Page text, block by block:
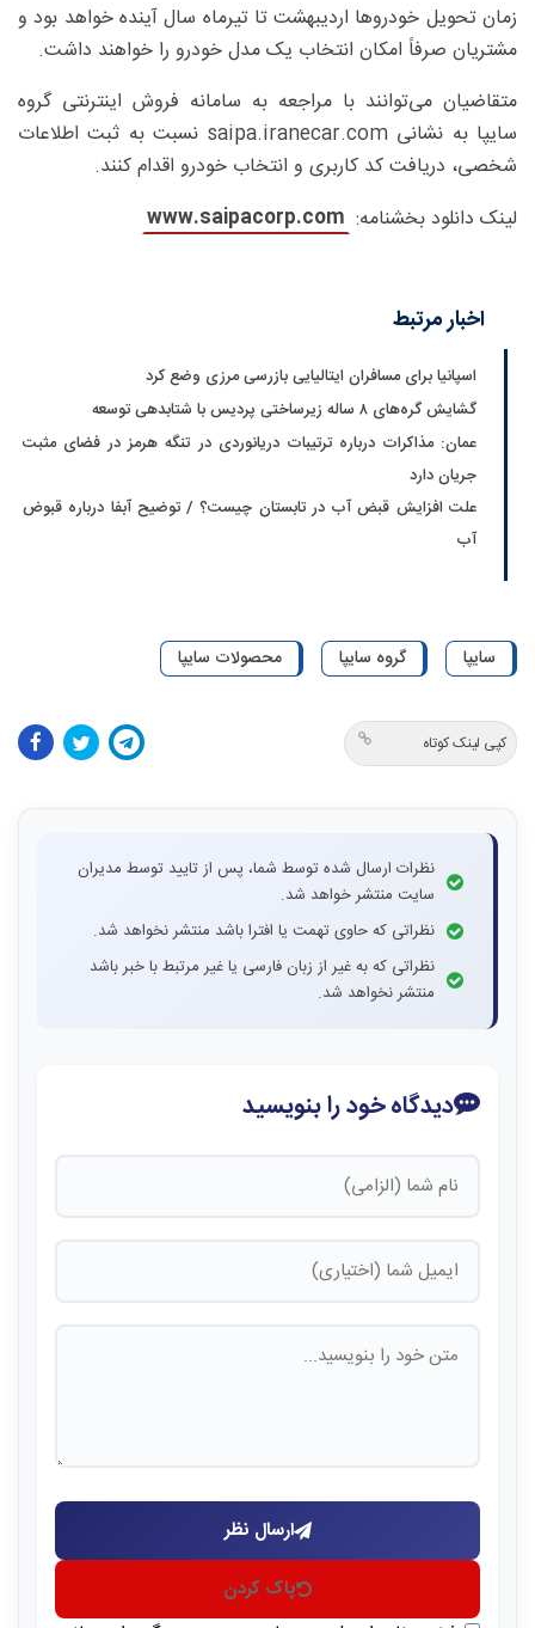
زمان تحویل خودروها اردیبهشت تا تیرماه سال آینده خواهد بود و
مشتریان صرفاً امکان انتخاب یک مدل خودرو را خواهند داشت.
متقاضیان می‌توانند با مراجعه به سامانه فروش اینترنتی گروه
سایپا به نشانی saipa.iranecar.com نسبت به ثبت اطلاعات
شخصی، دریافت کد کاربری و انتخاب خودرو اقدام کنند.
لینک دانلود بخشنامه: www.saipacorp.com
اخبار مرتبط
اسپانیا برای مسافران ایتالیایی بازرسی مرزی وضع کرد
گشایش گره‌های ۸ ساله زیرساختی پردیس با شتابدهی توسعه
عمان: مذاکرات درباره ترتیبات دریانوردی در تنگه هرمز در فضای مثبت
جریان دارد
علت افزایش قبض آب در تابستان چیست؟ / توضیح آبفا درباره قبوض
آب
سایپا گروه سایپا محصولات سایپا
کپی لینک کوتاه
نظرات ارسال شده توسط شما، پس از تایید توسط مدیران
سایت منتشر خواهد شد.
نظراتی که حاوی تهمت یا افترا باشد منتشر نخواهد شد.
نظراتی که به غیر از زبان فارسی یا غیر مرتبط با خبر باشد
منتشر نخواهد شد.
دیدگاه خود را بنویسید
ارسال نظر
پاک کردن